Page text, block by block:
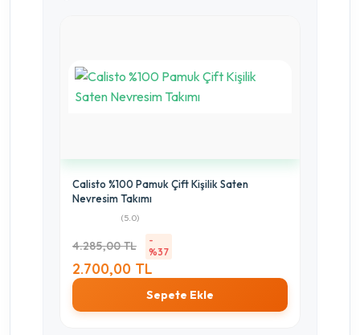
Calisto %100 Pamuk Çift Kişilik Saten
Nevresim Takımı
(5.0)
4.285,00 TL
-
%37
2.700,00 TL
Sepete Ekle